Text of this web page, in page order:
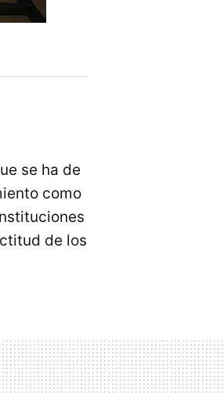
se ha de
como
de los